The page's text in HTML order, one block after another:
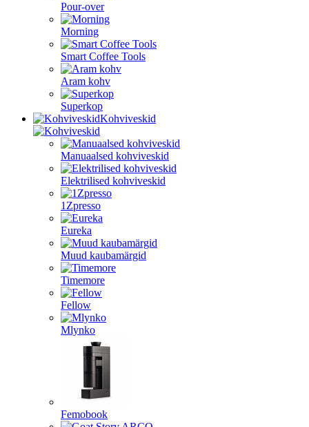
Pour-over
Morning
Smart Coffee Tools
Aram kohv
Superkop
Kohviveskid
Manuaalsed kohviveskid
Elektrilised kohviveskid
1Zpresso
Eureka
Muud kaubamärgid
Timemore
Fellow
Mlynko
Femobook